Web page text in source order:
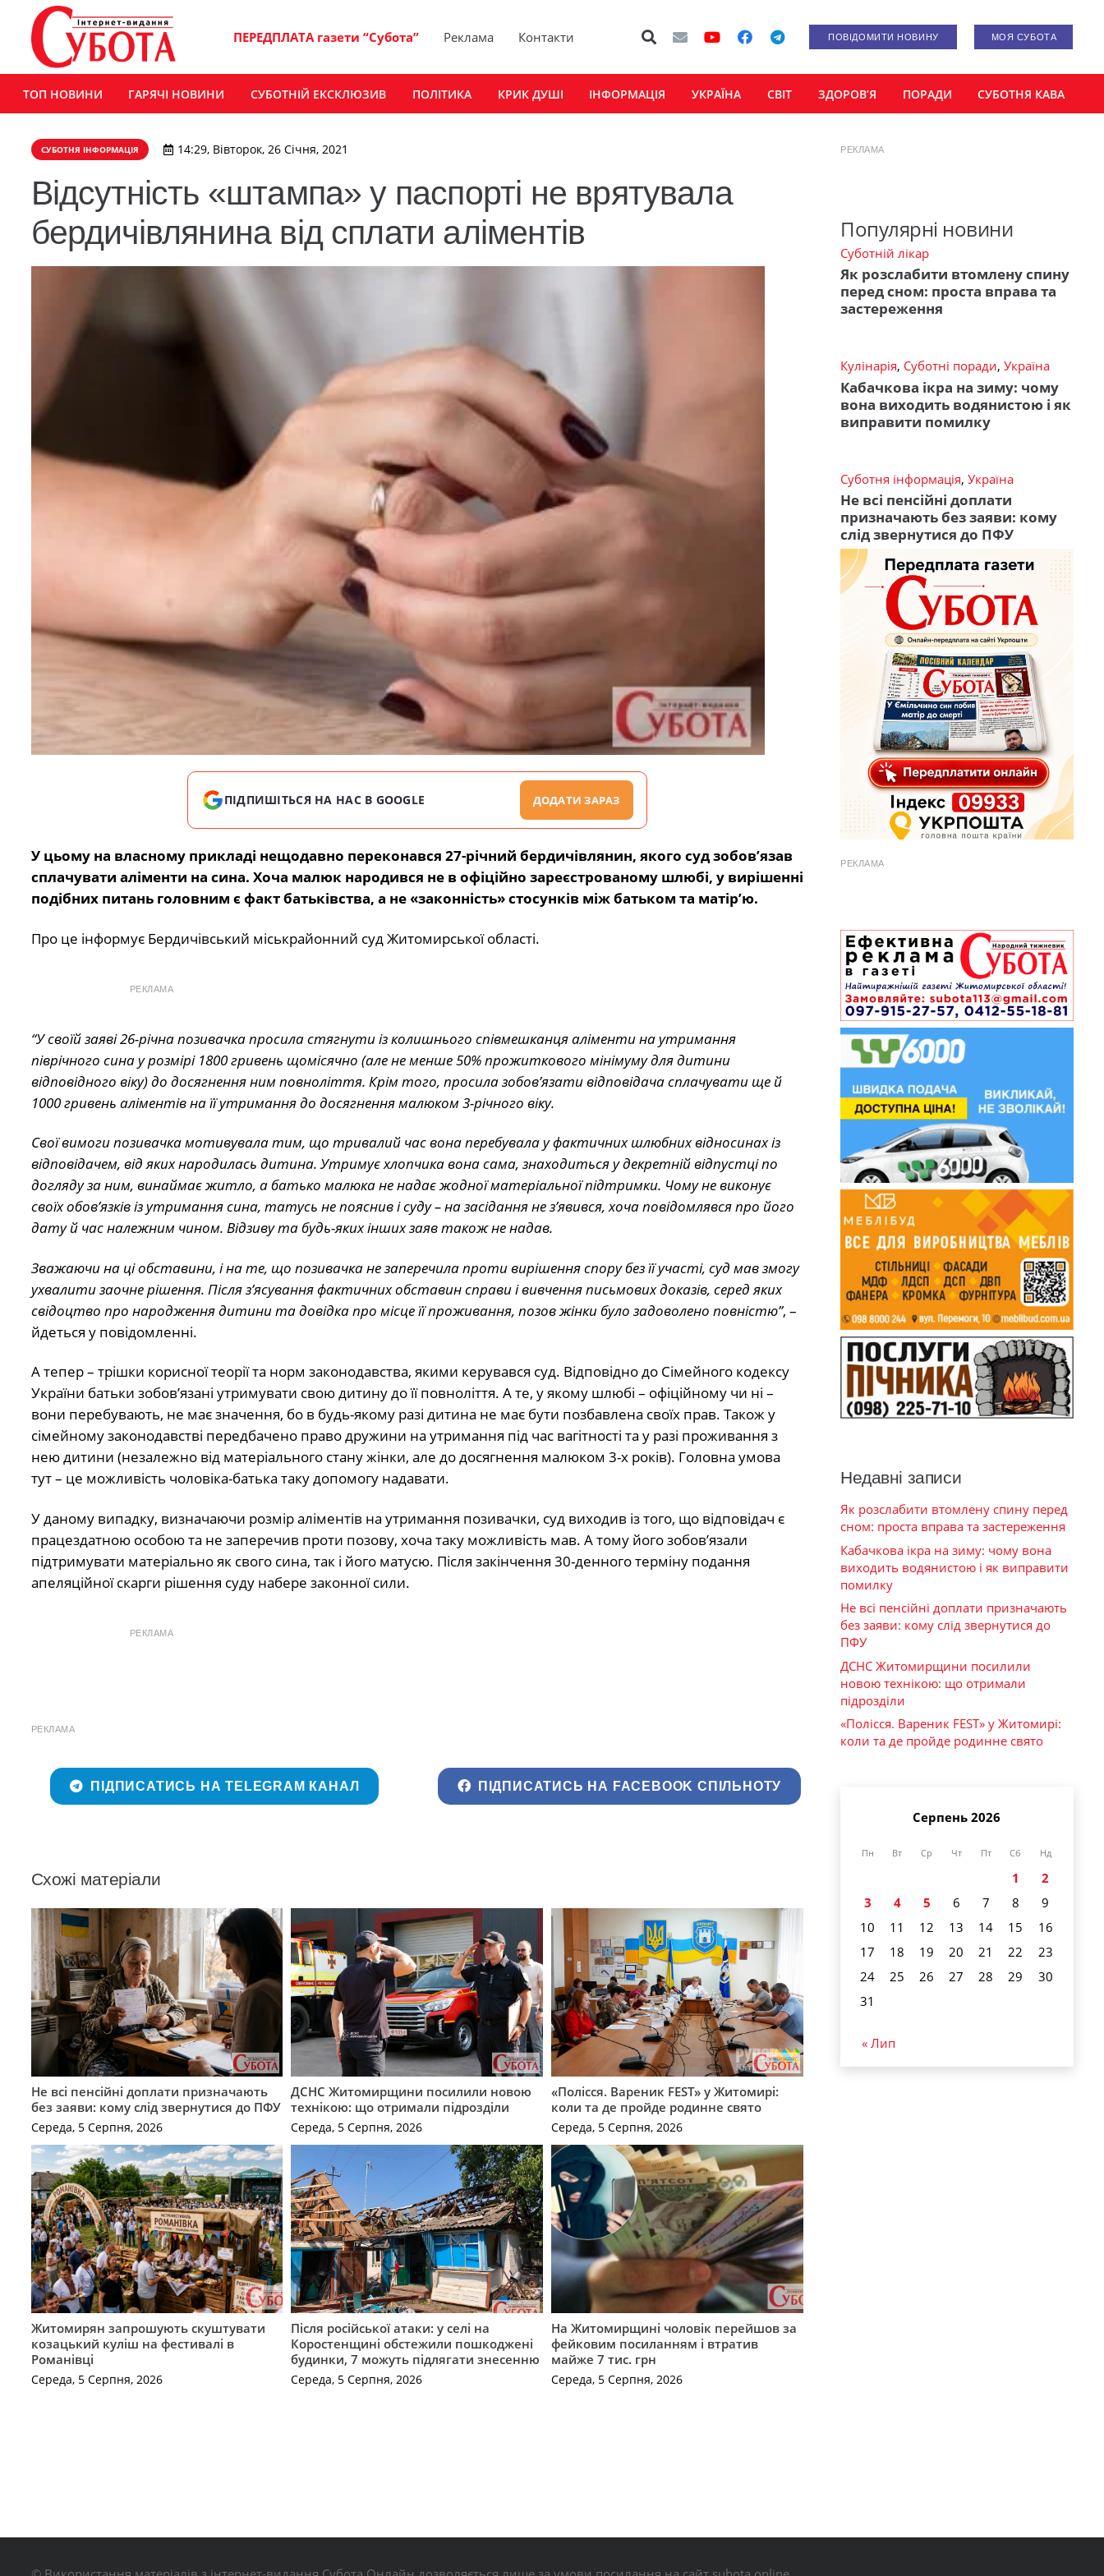
ПЕРЕДПЛАТА газети “Субота” Реклама Контакти ПОВІДОМИТИ НОВИНУ МОЯ СУБОТА
ТОП НОВИНИ ГАРЯЧІ НОВИНИ СУБОТНІЙ ЕКСКЛЮЗИВ ПОЛІТИКА КРИК ДУШІ ІНФОРМАЦІЯ УКРАЇНА СВІТ ЗДОРОВ’Я ПОРАДИ СУБОТНЯ КАВА
СУБОТНЯ ІНФОРМАЦІЯ 14:29, Вівторок, 26 Січня, 2021
Відсутність «штампа» у паспорті не врятувала
бердичівлянина від сплати аліментів
ПІДПИШІТЬСЯ НА НАС В GOOGLE ДОДАТИ ЗАРАЗ
У цьому на власному прикладі нещодавно переконався 27-річний бердичівлянин, якого суд зобов’язав
сплачувати аліменти на сина. Хоча малюк народився не в офіційно зареєстрованому шлюбі, у вирішенні
подібних питань головним є факт батьківства, а не «законність» стосунків між батьком та матір’ю.
Про це інформує Бердичівський міськрайонний суд Житомирської області.
РЕКЛАМА
“У своїй заяві 26-річна позивачка просила стягнути із колишнього співмешканця аліменти на утримання
піврічного сина у розмірі 1800 гривень щомісячно (але не менше 50% прожиткового мінімуму для дитини
відповідного віку) до досягнення ним повноліття. Крім того, просила зобов’язати відповідача сплачувати ще й
1000 гривень аліментів на її утримання до досягнення малюком 3-річного віку.
Свої вимоги позивачка мотивувала тим, що тривалий час вона перебувала у фактичних шлюбних відносинах із
відповідачем, від яких народилась дитина. Утримує хлопчика вона сама, знаходиться у декретній відпустці по
догляду за ним, винаймає житло, а батько малюка не надає жодної матеріальної підтримки. Чому не виконує
своїх обов’язків із утримання сина, татусь не пояснив і суду – на засідання не з’явився, хоча повідомлявся про його
дату й час належним чином. Відзиву та будь-яких інших заяв також не надав.
Зважаючи на ці обставини, і на те, що позивачка не заперечила проти вирішення спору без її участі, суд мав змогу
ухвалити заочне рішення. Після з’ясування фактичних обставин справи і вивчення письмових доказів, серед яких
свідоцтво про народження дитини та довідка про місце її проживання, позов жінки було задоволено повністю”, –
йдеться у повідомленні.
А тепер – трішки корисної теорії та норм законодавства, якими керувався суд. Відповідно до Сімейного кодексу
України батьки зобов’язані утримувати свою дитину до її повноліття. А те, у якому шлюбі – офіційному чи ні –
вони перебувають, не має значення, бо в будь-якому разі дитина не має бути позбавлена своїх прав. Також у
сімейному законодавстві передбачено право дружини на утримання під час вагітності та у разі проживання з
нею дитини (незалежно від матеріального стану жінки, але до досягнення малюком 3-х років). Головна умова
тут – це можливість чоловіка-батька таку допомогу надавати.
У даному випадку, визначаючи розмір аліментів на утримання позивачки, суд виходив із того, що відповідач є
працездатною особою та не заперечив проти позову, хоча таку можливість мав. А тому його зобов’язали
підтримувати матеріально як свого сина, так і його матусю. Після закінчення 30-денного терміну подання
апеляційної скарги рішення суду набере законної сили.
РЕКЛАМА
РЕКЛАМА
ПІДПИСАТИСЬ НА TELEGRAM КАНАЛ ПІДПИСАТИСЬ НА FACEBOOK СПІЛЬНОТУ
Схожі матеріали
Не всі пенсійні доплати призначають
без заяви: кому слід звернутися до ПФУ
Середа, 5 Серпня, 2026
ДСНС Житомирщини посилили новою
технікою: що отримали підрозділи
Середа, 5 Серпня, 2026
«Полісся. Вареник FEST» у Житомирі:
коли та де пройде родинне свято
Середа, 5 Серпня, 2026
Житомирян запрошують скуштувати
козацький куліш на фестивалі в
Романівці
Середа, 5 Серпня, 2026
Після російської атаки: у селі на
Коростенщині обстежили пошкоджені
будинки, 7 можуть підлягати знесенню
Середа, 5 Серпня, 2026
На Житомирщині чоловік перейшов за
фейковим посиланням і втратив
майже 7 тис. грн
Середа, 5 Серпня, 2026
РЕКЛАМА
Популярні новини
Суботній лікар
Як розслабити втомлену спину
перед сном: проста вправа та
застереження
Кулінарія, Суботні поради, Україна
Кабачкова ікра на зиму: чому
вона виходить водянистою і як
виправити помилку
Суботня інформація, Україна
Не всі пенсійні доплати
призначають без заяви: кому
слід звернутися до ПФУ
РЕКЛАМА
Недавні записи
Як розслабити втомлену спину перед
сном: проста вправа та застереження
Кабачкова ікра на зиму: чому вона
виходить водянистою і як виправити
помилку
Не всі пенсійні доплати призначають
без заяви: кому слід звернутися до
ПФУ
ДСНС Житомирщини посилили
новою технікою: що отримали
підрозділи
«Полісся. Вареник FEST» у Житомирі:
коли та де пройде родинне свято
Серпень 2026
Пн Вт Ср Чт Пт Сб Нд
1
2
3
4 5 6 7 8
9
10
11 12 13 14 15
16
17
18 19 20 21 22
23
24
25 26 27 28 29
30
31
« Лип